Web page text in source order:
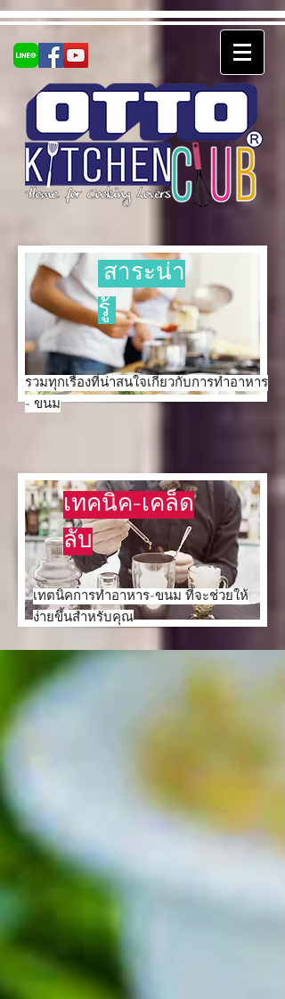
รวมทุกเรื่องที่น่าสนใจเกี่ยวกับการทำอาหาร
- ขนม
สาระน่า
รู้
เทตนิคการทำอาหาร-ขนม ที่จะช่วยให้
ง่ายขึ้นสำหรับคุณ
เทคนิค-เคล็ด
ลับ